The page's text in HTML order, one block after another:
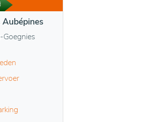
Aubépines